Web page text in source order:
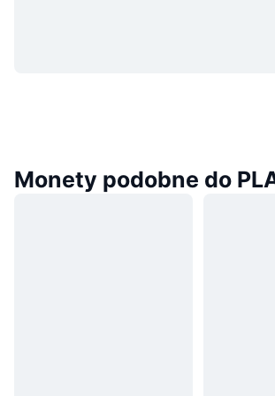
Monety podobne do